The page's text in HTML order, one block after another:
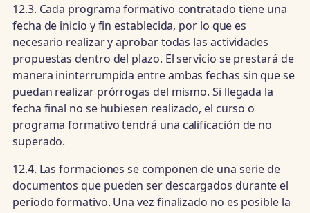
12.3. Cada programa formativo contratado tiene una
fecha de inicio y fin establecida, por lo que es
necesario realizar y aprobar todas las actividades
propuestas dentro del plazo. El servicio se prestará de
manera ininterrumpida entre ambas fechas sin que se
puedan realizar prórrogas del mismo. Si llegada la
fecha final no se hubiesen realizado, el curso o
programa formativo tendrá una calificación de no
superado.
12.4. Las formaciones se componen de una serie de
documentos que pueden ser descargados durante el
periodo formativo. Una vez finalizado no es posible la